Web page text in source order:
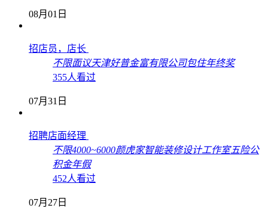
08月01日
招店员，店长
不限面议天津好普金富有限公司包住年终奖
355人看过
07月31日
招聘店面经理
不限4000~6000颜虎家智能装修设计工作室五险公
积金年假
452人看过
07月27日